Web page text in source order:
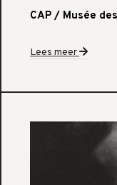
CAP / Musée
Lees meer